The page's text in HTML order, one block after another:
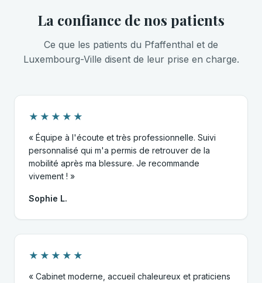
La confiance de nos patients
Ce que les patients du Pfaffenthal et de
Luxembourg-Ville disent de leur prise en charge.
★★★★★
« Équipe à l'écoute et très professionnelle. Suivi
personnalisé qui m'a permis de retrouver de la
mobilité après ma blessure. Je recommande
vivement ! »
Sophie L.
★★★★★
« Cabinet moderne, accueil chaleureux et praticiens